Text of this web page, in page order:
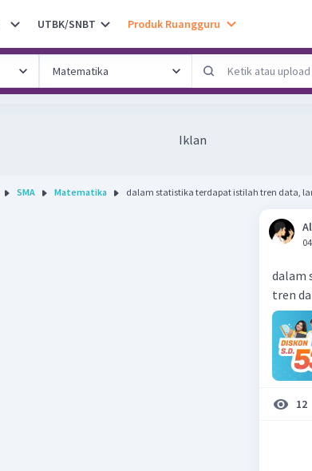
UTBK/SNBT Produk Ruangguru
Iklan
SMA Matematika dalam statistika terdapat istilah tren data,
dalam
tren
12